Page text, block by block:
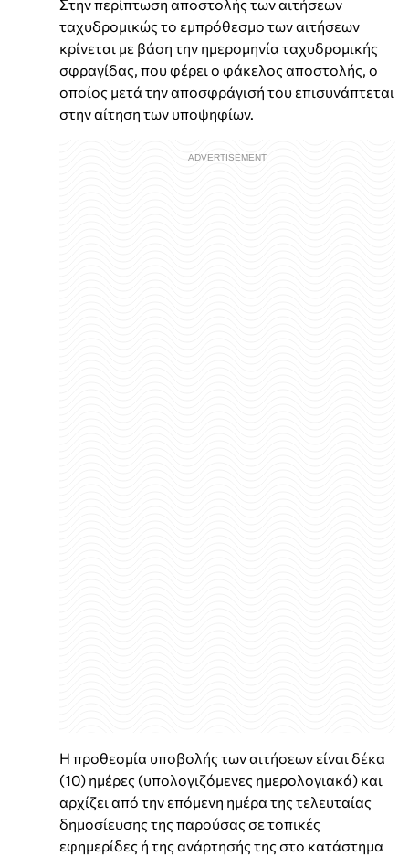
Στην περίπτωση αποστολής των αιτήσεων
ταχυδρομικώς το εμπρόθεσμο των αιτήσεων
κρίνεται με βάση την ημερομηνία ταχυδρομικής
σφραγίδας, που φέρει ο φάκελος αποστολής, ο
οποίος μετά την αποσφράγισή του επισυνάπτεται
στην αίτηση των υποψηφίων.
Η προθεσμία υποβολής των αιτήσεων είναι δέκα
(10) ημέρες (υπολογιζόμενες ημερολογιακά) και
αρχίζει από την επόμενη ημέρα της τελευταίας
δημοσίευσης της παρούσας σε τοπικές
εφημερίδες ή της ανάρτησής της στο κατάστημα